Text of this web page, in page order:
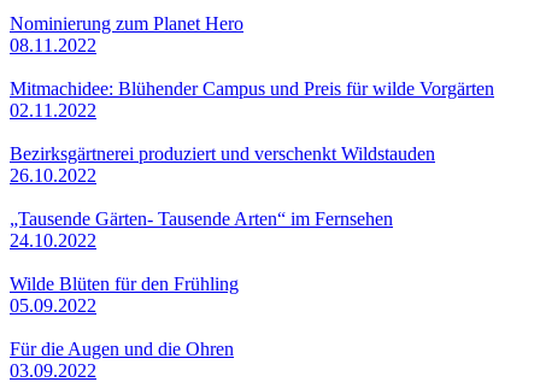
Nominierung zum Planet Hero
08.11.2022
Mitmachidee: Blühender Campus und Preis für wilde Vorgärten
02.11.2022
Bezirksgärtnerei produziert und verschenkt Wildstauden
26.10.2022
„Tausende Gärten- Tausende Arten“ im Fernsehen
24.10.2022
Wilde Blüten für den Frühling
05.09.2022
Für die Augen und die Ohren
03.09.2022